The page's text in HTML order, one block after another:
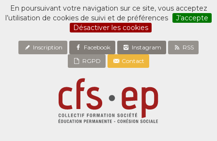
En poursuivant votre navigation sur ce site, vous acceptez
l’utilisation de cookies de suivi et de préférences
J’accepte
Désactiver les cookies
Inscription Facebook Instagram
RSS
RGPD
Contact